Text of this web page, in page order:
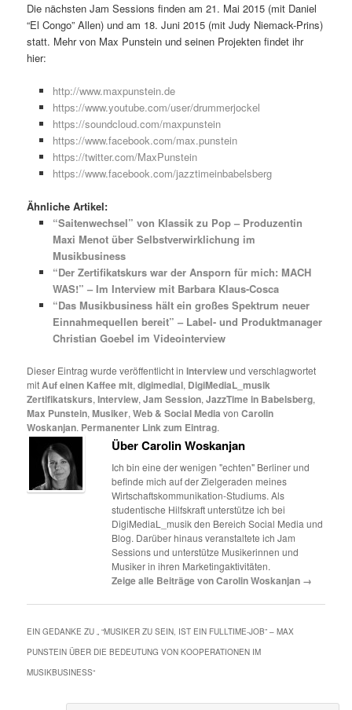
Die nächsten Jam Sessions finden am 21. Mai 2015 (mit Daniel
“El Congo” Allen) und am 18. Juni 2015 (mit Judy Niemack-Prins)
statt. Mehr von Max Punstein und seinen Projekten findet ihr
hier:
http://www.maxpunstein.de
https://www.youtube.com/user/drummerjockel
https://soundcloud.com/maxpunstein
https://www.facebook.com/max.punstein
https://twitter.com/MaxPunstein
https://www.facebook.com/jazztimeinbabelsberg
Ähnliche Artikel:
“Saitenwechsel” von Klassik zu Pop – Produzentin
Maxi Menot über Selbstverwirklichung im
Musikbusiness
“Der Zertifikatskurs war der Ansporn für mich: MACH
WAS!” – Im Interview mit Barbara Klaus-Cosca
“Das Musikbusiness hält ein großes Spektrum neuer
Einnahmequellen bereit” – Label- und Produktmanager
Christian Goebel im Videointerview
Dieser Eintrag wurde veröffentlicht inInterviewund verschlagwortet
mit Auf einen Kaffee mit,digimedial, DigiMediaL_musik
Zertifikatskurs,Interview,Jam Session,JazzTime in Babelsberg,
Max Punstein,Musiker,Web & Social Media vonCarolin
Woskanjan. Permanenter Link zum Eintrag.
Über Carolin Woskanjan
Ich bin eine der wenigen "echten" Berliner und
befinde mich auf der Zielgeraden meines
Wirtschaftskommunikation-Studiums. Als
studentische Hilfskraft unterstütze ich bei
DigiMediaL_musik den Bereich Social Media und
Blog. Darüber hinaus veranstaltete ich Jam
Sessions und unterstütze Musikerinnen und
Musiker in ihren Marketingaktivitäten.
Zeige alle Beiträge von Carolin Woskanjan →
EIN GEDANKE ZU „ “MUSIKER ZU SEIN, IST EIN FULLTIME-JOB” – MAX
PUNSTEIN ÜBER DIE BEDEUTUNG VON KOOPERATIONEN IM
MUSIKBUSINESS“